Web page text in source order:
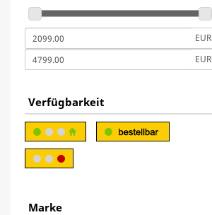
EUR
EUR
Verfügbarkeit
Marke